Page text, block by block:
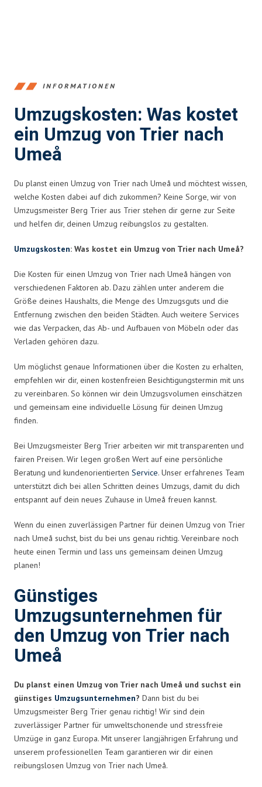
INFORMATIONEN
Umzugskosten: Was kostet
ein Umzug von Trier nach
Umeå
Du planst einen Umzug von Trier nach Umeå und möchtest wissen,
welche Kosten dabei auf dich zukommen? Keine Sorge, wir von
Umzugsmeister Berg Trier aus Trier stehen dir gerne zur Seite
und helfen dir, deinen Umzug reibungslos zu gestalten.
Umzugskosten: Was kostet ein Umzug von Trier nach Umeå?
Die Kosten für einen Umzug von Trier nach Umeå hängen von
verschiedenen Faktoren ab. Dazu zählen unter anderem die
Größe deines Haushalts, die Menge des Umzugsguts und die
Entfernung zwischen den beiden Städten. Auch weitere Services
wie das Verpacken, das Ab- und Aufbauen von Möbeln oder das
Verladen gehören dazu.
Um möglichst genaue Informationen über die Kosten zu erhalten,
empfehlen wir dir, einen kostenfreien Besichtigungstermin mit uns
zu vereinbaren. So können wir dein Umzugsvolumen einschätzen
und gemeinsam eine individuelle Lösung für deinen Umzug
finden.
Bei Umzugsmeister Berg Trier arbeiten wir mit transparenten und
fairen Preisen. Wir legen großen Wert auf eine persönliche
Beratung und kundenorientierten Service. Unser erfahrenes Team
unterstützt dich bei allen Schritten deines Umzugs, damit du dich
entspannt auf dein neues Zuhause in Umeå freuen kannst.
Wenn du einen zuverlässigen Partner für deinen Umzug von Trier
nach Umeå suchst, bist du bei uns genau richtig. Vereinbare noch
heute einen Termin und lass uns gemeinsam deinen Umzug
planen!
Günstiges
Umzugsunternehmen für
den Umzug von Trier nach
Umeå
Du planst einen Umzug von Trier nach Umeå und suchst ein
günstiges Umzugsunternehmen? Dann bist du bei
Umzugsmeister Berg Trier genau richtig! Wir sind dein
zuverlässiger Partner für umweltschonende und stressfreie
Umzüge in ganz Europa. Mit unserer langjährigen Erfahrung und
unserem professionellen Team garantieren wir dir einen
reibungslosen Umzug von Trier nach Umeå.